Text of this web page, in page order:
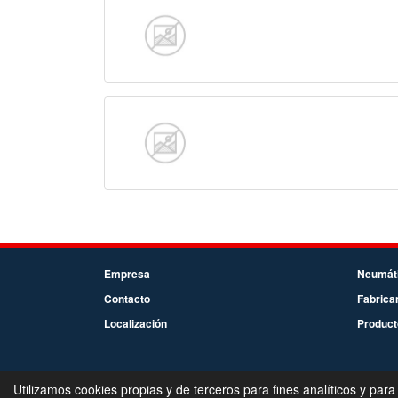
Empresa
Contacto
Localización
Utilizamos cookies propias y de terceros para fines analíticos y